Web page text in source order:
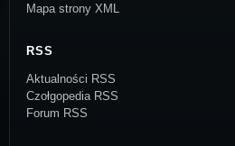
Mapa strony XML
RSS
Aktualności RSS
Czołgopedia RSS
Forum RSS